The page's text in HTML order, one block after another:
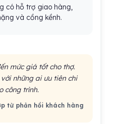
có hỗ trợ giao hàng,
và cồng kềnh.
mức giá tốt cho thợ.
những ai ưu tiên chi
công trình.
từ phản hồi khách hàng